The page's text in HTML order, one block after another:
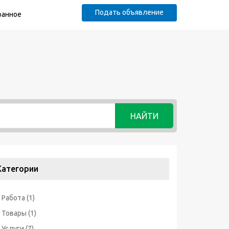
Подать объявление
НАЙТИ
Работа (1)
Товары (1)